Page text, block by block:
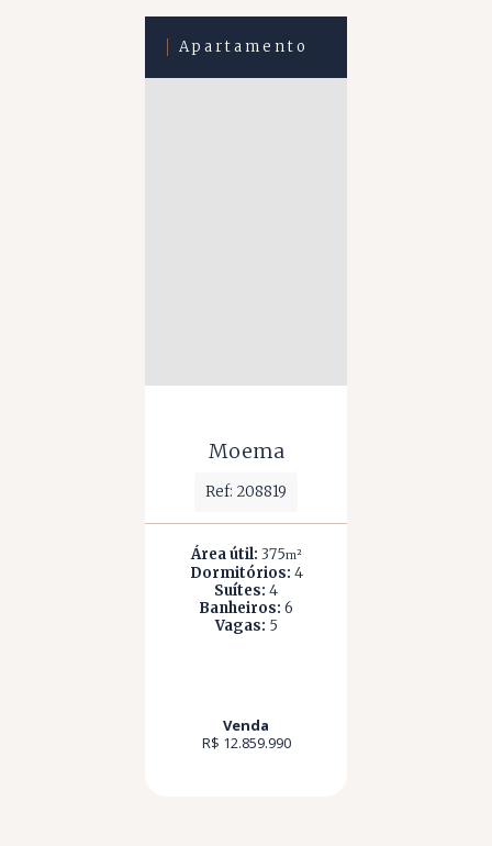
Apartamento
Moema
Ref: 208819
Área útil: 375m²
Dormitórios: 4
Suítes: 4
Banheiros: 6
Vagas: 5
Venda
R$ 12.859.990